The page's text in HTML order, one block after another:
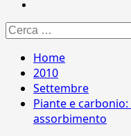
Ricerca
per:
Home
2010
Settembre
Piante e
assorbimento